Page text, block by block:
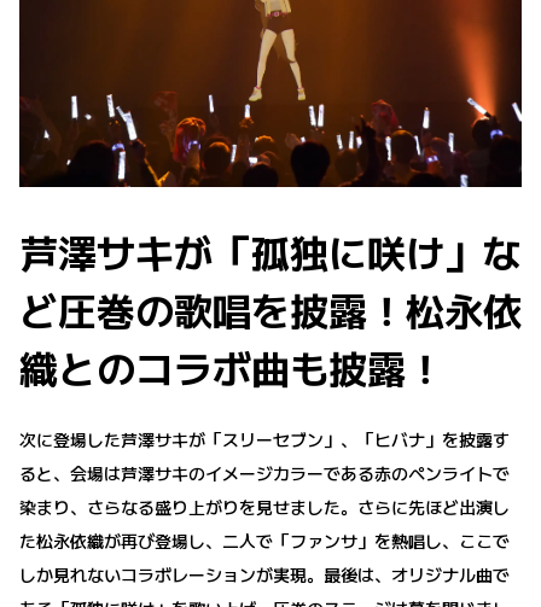
芦澤サキが「孤独に咲け」な
ど圧巻の歌唱を披露！松永依
織とのコラボ曲も披露！
次に登場した芦澤サキが「スリーセブン」、「ヒバナ」を披露す
ると、会場は芦澤サキのイメージカラーである赤のペンライトで
染まり、さらなる盛り上がりを見せました。さらに先ほど出演し
た松永依織が再び登場し、二人で「ファンサ」を熱唱し、ここで
しか見れないコラボレーションが実現。最後は、オリジナル曲で